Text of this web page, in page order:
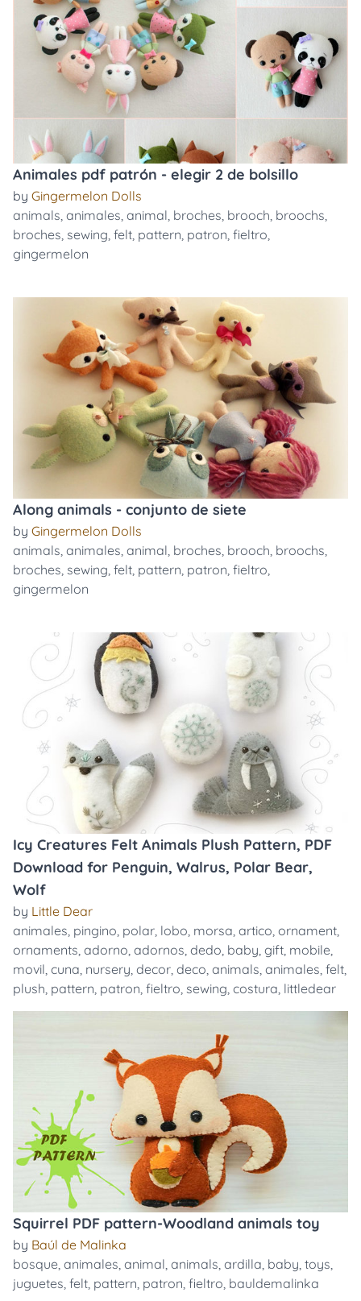
Animales pdf patrón - elegir 2 de bolsillo
by Gingermelon Dolls
animals, animales, animal, broches, brooch, broochs,
broches, sewing, felt, pattern, patron, fieltro,
gingermelon
Along animals - conjunto de siete
by Gingermelon Dolls
animals, animales, animal, broches, brooch, broochs,
broches, sewing, felt, pattern, patron, fieltro,
gingermelon
Icy Creatures Felt Animals Plush Pattern, PDF
Download for Penguin, Walrus, Polar Bear,
Wolf
by Little Dear
animales, pingino, polar, lobo, morsa, artico, ornament,
ornaments, adorno, adornos, dedo, baby, gift, mobile,
movil, cuna, nursery, decor, deco, animals, animales, felt,
plush, pattern, patron, fieltro, sewing, costura, littledear
Squirrel PDF pattern-Woodland animals toy
by Baúl de Malinka
bosque, animales, animal, animals, ardilla, baby, toys,
juguetes, felt, pattern, patron, fieltro, bauldemalinka